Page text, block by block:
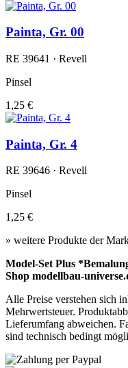
Painta, Gr. 00
RE 39641 · Revell
Pinsel
1,25 €
Painta, Gr. 4
RE 39646 · Revell
Pinsel
1,25 €
» weitere Produkte der
Model-Set Plus
Shop modellbau-
Alle Preise verstehen sich
Mehrwertsteuer.
Lieferumfang abweichen.
sind technisch bedingt